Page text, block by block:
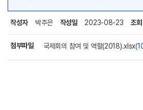
작성자 박주은 작성일 2023-08-23 조회
첨부파일 국제회의 참여 및 역할(2018).xlsx